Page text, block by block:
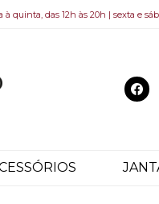
à quinta, das 12h às 20h | sexta e